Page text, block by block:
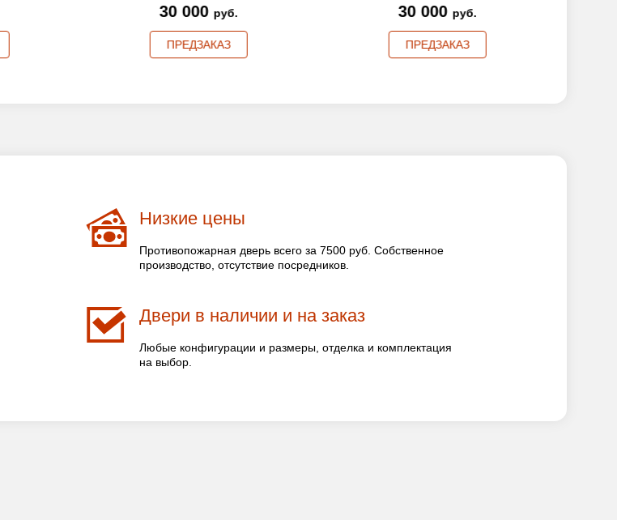
30 000руб.
ПРЕДЗАКАЗ
30 000 руб.
ПРЕДЗАКАЗ
Низкие цены
Противопожарная дверь всего за 7500 руб. Собственное
производство, отсутствие посредников.
Двери в наличии и на заказ
Любые конфигурации и размеры, отделка и комплектация
на выбор.